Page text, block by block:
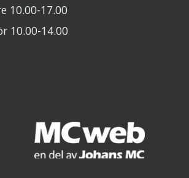
10.00-17.00
10.00-14.00